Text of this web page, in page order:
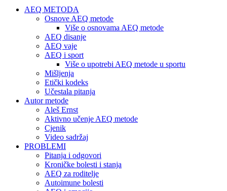
AEQ METODA
Osnove AEQ metode
Više o osnovama AEQ metode
AEQ disanje
AEQ vaje
AEQ i sport
Više o upotrebi AEQ metode u sportu
Mišljenja
Etički kodeks
Učestala pitanja
Autor metode
Aleš Ernst
Aktivno učenje AEQ metode
Cjenik
Video sadržaj
PROBLEMI
Pitanja i odgovori
Kroničke bolesti i stanja
AEQ za roditelje
Autoimune bolesti